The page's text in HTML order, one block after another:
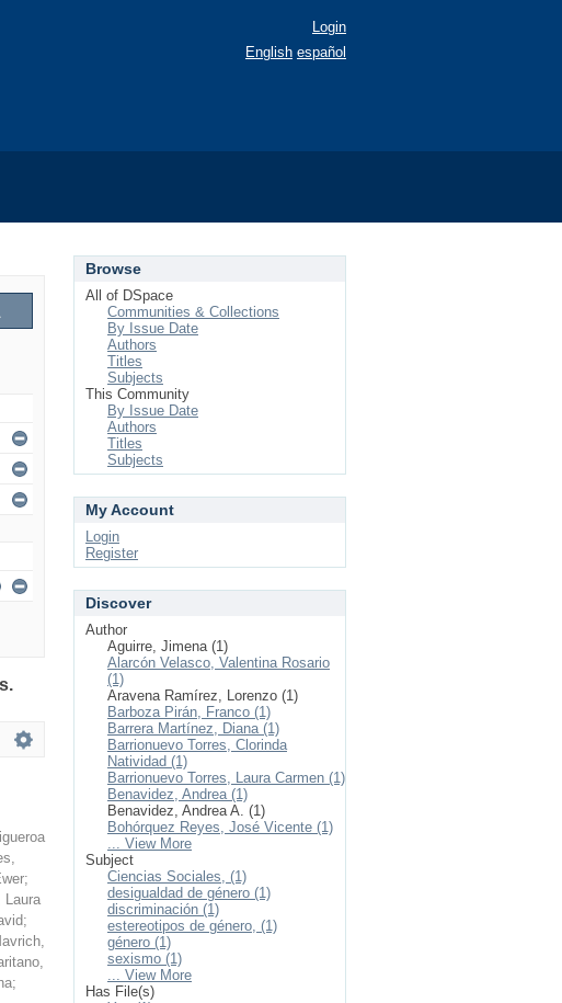
Login
English español
;
Laura
;
;
Browse
All of DSpace
Communities & Collections
By Issue Date
Authors
Titles
Subjects
This Community
By Issue Date
Authors
Titles
Subjects
My Account
Login
Register
Discover
Author
Aguirre, Jimena (1)
Alarcón Velasco, Valentina Rosario
(1)
Aravena Ramírez, Lorenzo (1)
Barboza Pirán, Franco (1)
Barrera Martínez, Diana (1)
Barrionuevo Torres, Clorinda
Natividad (1)
Barrionuevo Torres, Laura Carmen (1)
Benavidez, Andrea (1)
Benavidez, Andrea A. (1)
Bohórquez Reyes, José Vicente (1)
... View More
Subject
Ciencias Sociales, (1)
desigualdad de género (1)
discriminación (1)
estereotipos de género, (1)
género (1)
sexismo (1)
... View More
Has File(s)